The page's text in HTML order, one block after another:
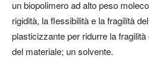
un biopolimero ad alto peso
rigidità, la ﬂessibilità e la fragilità
plasticizzante per ridurre la
del materiale; un solvente.